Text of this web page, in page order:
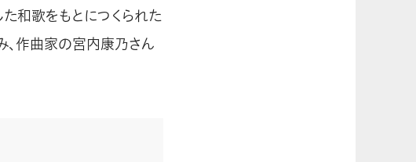
和歌をもとにつくられた
、作曲家の宮内康乃さん